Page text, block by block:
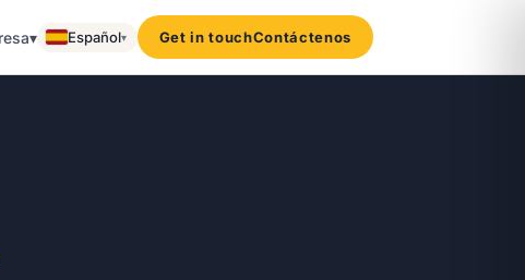
▾ Español▾ Get in touchContáctenos